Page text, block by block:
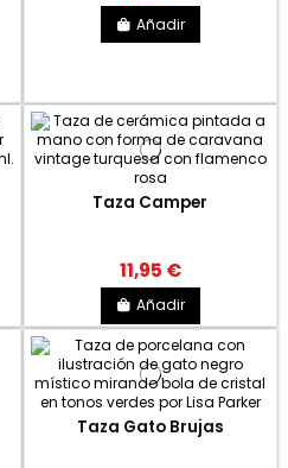
Añadir
Taza Camper
11,95 €
Añadir
Taza Gato Brujas